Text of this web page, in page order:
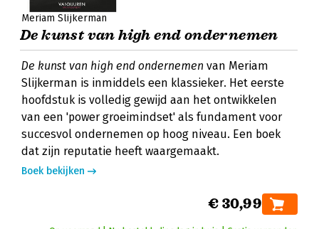
Meriam Slijkerman
De kunst van high end ondernemen
De kunst van high end ondernemen van Meriam
Slijkerman is inmiddels een klassieker. Het eerste
hoofdstuk is volledig gewijd aan het ontwikkelen
van een 'power groeimindset' als fundament voor
succesvol ondernemen op hoog niveau. Een boek
dat zijn reputatie heeft waargemaakt.
Boek bekijken
€ 30,99